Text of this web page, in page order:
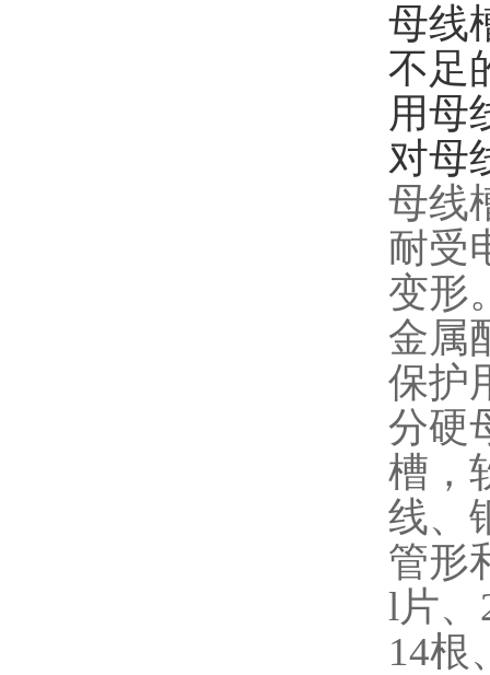
母线
不足
用母
对母
母线
耐受
变形
金属
保护
分硬
槽，
线、
管形
l片、
14根